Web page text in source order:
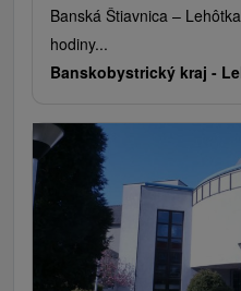
Banská Štiavnica –
hodiny...
Banskobystrický kraj -